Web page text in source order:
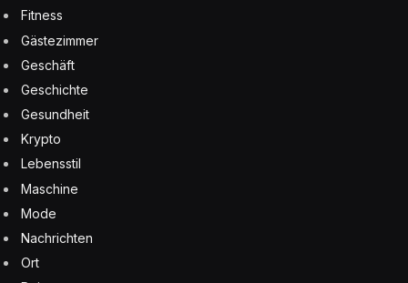
Fitness
Gästezimmer
Geschäft
Geschichte
Gesundheit
Krypto
Lebensstil
Maschine
Mode
Nachrichten
Ort